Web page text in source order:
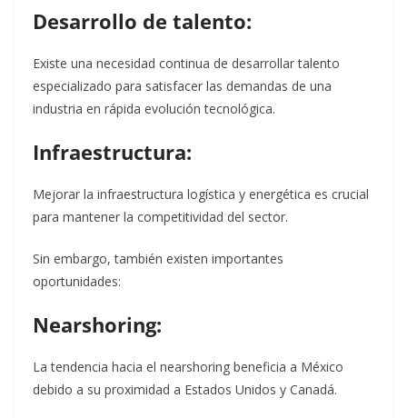
Desarrollo de talento:
Existe una necesidad continua de desarrollar talento
especializado para satisfacer las demandas de una
industria en rápida evolución tecnológica.
Infraestructura:
Mejorar la infraestructura logística y energética es crucial
para mantener la competitividad del sector.
Sin embargo, también existen importantes
oportunidades:
Nearshoring:
La tendencia hacia el nearshoring beneficia a México
debido a su proximidad a Estados Unidos y Canadá.